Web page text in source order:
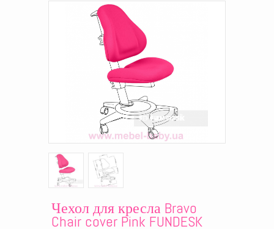
Чехол для кресла Bravo
Chair cover Pink FUNDESK